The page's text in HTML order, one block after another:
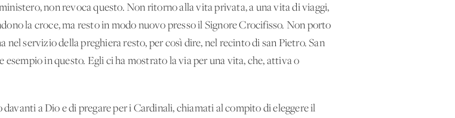
non revoca questo. Non ritorno alla vita privata, a una vita di viaggi,
la croce, ma resto in modo nuovo presso il Signore Crocifisso. Non porto
nel servizio della preghiera resto, per così dire, nel recinto di san Pietro. San
esempio in questo. Egli ci ha mostrato la via per una vita, che, attiva o
a Dio e di pregare per i Cardinali, chiamati al compito di eleggere il